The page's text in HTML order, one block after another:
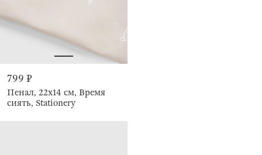
799 ₽
Пенал, 22х14 см, Время
сиять, Stationery